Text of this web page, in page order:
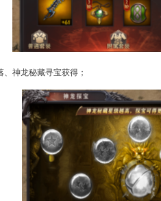
神龙秘藏寻宝获得；